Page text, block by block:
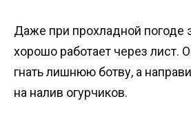
Даже при прохладной погоде
хорошо работает через лист.
гнать лишнюю ботву, а
на налив огурчиков.